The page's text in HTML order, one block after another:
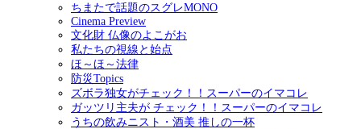
ちまたで話題のスグレMONO
Cinema Preview
文化財 仏像のよこがお
私たちの視線と始点
ほ～ほ～法律
防災Topics
ズボラ独女がチェック！！スーパーのイマコレ
ガッツリ主夫が チェック！！スーパーのイマコレ
うちの飲みニスト・酒美 推しの一杯